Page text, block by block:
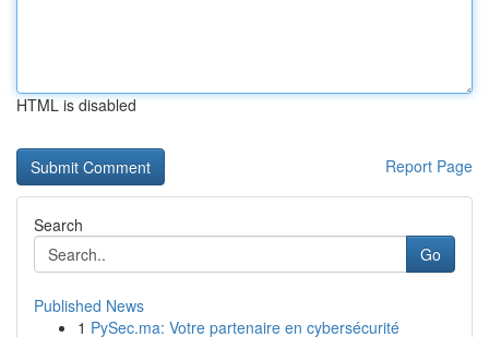
HTML is disabled
Report Page
Search
Go
Published News
1 PySec.ma: Votre partenaire en cybersécurité